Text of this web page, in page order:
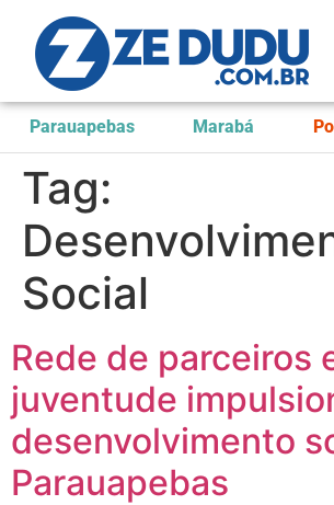
Parauapebas Marabá
Tag:
Social
Rede de parceiros
juventude
desenvolvimento
Parauapebas